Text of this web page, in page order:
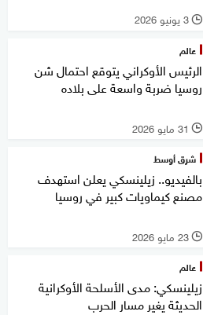
l 3 يونيو 2026
عالم
الرئيس الأوكراني يتوقع احتمال شن
روسيا ضربة واسعة على بلاده
l 31 مايو 2026
شرق أوسط
بالفيديو.. زيلينسكي يعلن استهدف
مصنع كيماويات كبير في روسيا
l 23 مايو 2026
عالم
زيلينسكي: مدى الأسلحة الأوكرانية
الحديثة يغير مسار الحرب